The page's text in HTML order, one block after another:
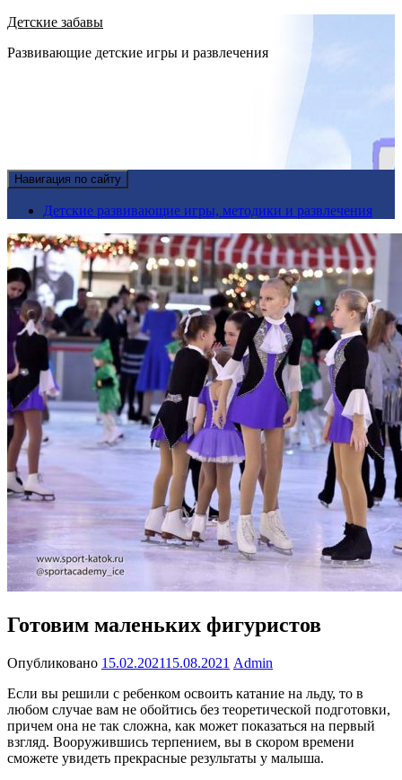
Детские забавы
Развивающие детские игры и развлечения
Навигация по сайту
Детские развивающие игры, методики и развлечения
Готовим маленьких фигуристов
Опубликовано 15.02.202115.08.2021 Admin
Если вы решили с ребенком освоить катание на льду, то в
любом случае вам не обойтись без теоретической подготовки,
причем она не так сложна, как может показаться на первый
взгляд. Вооружившись терпением, вы в скором времени
сможете увидеть прекрасные результаты у малыша.